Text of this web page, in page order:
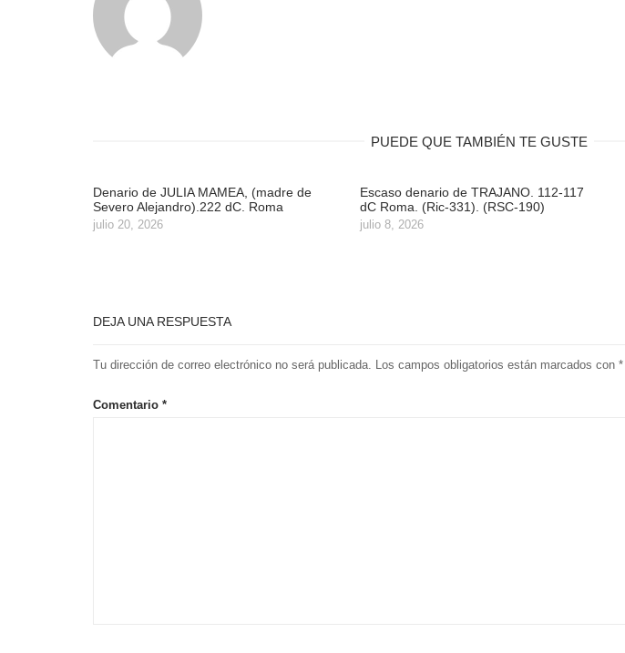
PUEDE QUE TAMBIÉN TE GUSTE
Denario de JULIA MAMEA, (madre de
Severo Alejandro).222 dC. Roma
julio 20, 2026
Escaso denario de TRAJANO. 112-117
dC Roma. (Ric-331). (RSC-190)
julio 8, 2026
DEJA UNA RESPUESTA
Tu dirección de correo electrónico no será publicada. Los campos obligatorios están marcados con *
Comentario *